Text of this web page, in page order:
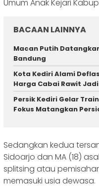
Umum Anak Kejari
BACAAN LAINNYA
Macan Putih
Bandung
Kota Kediri Alami
Harga Cabai Rawit
Persik Kediri Gelar
Fokus Matangkan
Sedangkan kedua
Sidoarjo dan MA (18)
splitsing atau
memasuki usia dewasa.